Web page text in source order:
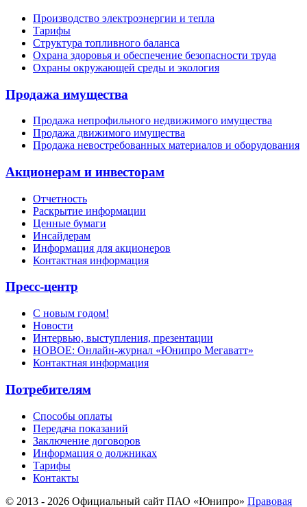
Производство электроэнергии и тепла
Тарифы
Структура топливного баланса
Охрана здоровья и обеспечение безопасности труда
Охраны окружающей среды и экология
Продажа имущества
Продажа непрофильного недвижимого имущества
Продажа движимого имущества
Продажа невостребованных материалов и оборудования
Акционерам и инвесторам
Отчетность
Раскрытие информации
Ценные бумаги
Инсайдерам
Информация для акционеров
Контактная информация
Пресс-центр
С новым годом!
Новости
Интервью, выступления, презентации
НОВОЕ: Онлайн-журнал «Юнипро Мегаватт»
Контактная информация
Потребителям
Способы оплаты
Передача показаний
Заключение договоров
Информация о должниках
Тарифы
Контакты
© 2013 - 2026 Официальный сайт ПАО «Юнипро» Правовая